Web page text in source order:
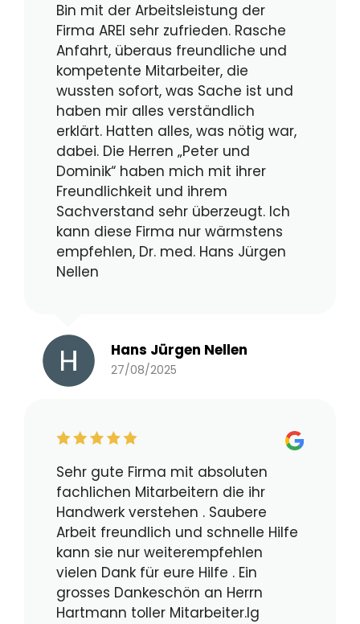
Bin mit der Arbeitsleistung der
Firma AREI sehr zufrieden. Rasche
Anfahrt, überaus freundliche und
kompetente Mitarbeiter, die
wussten sofort, was Sache ist und
haben mir alles verständlich
erklärt. Hatten alles, was nötig war,
dabei. Die Herren „Peter und
Dominik“ haben mich mit ihrer
Freundlichkeit und ihrem
Sachverstand sehr überzeugt. Ich
kann diese Firma nur wärmstens
empfehlen, Dr. med. Hans Jürgen
Nellen
Hans Jürgen Nellen
27/08/2025
Sehr gute Firma mit absoluten
fachlichen Mitarbeitern die ihr
Handwerk verstehen . Saubere
Arbeit freundlich und schnelle Hilfe
kann sie nur weiterempfehlen
vielen Dank für eure Hilfe . Ein
grosses Dankeschön an Herrn
Hartmann toller Mitarbeiter.lg